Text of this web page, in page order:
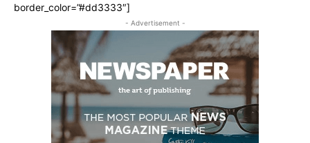
border_color=”#dd3333″]
- Advertisement -